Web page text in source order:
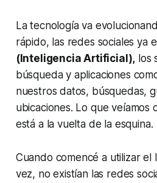
La tecnología va
rápido, las redes sociales ya
(Inteligencia Artificial), los
búsqueda y aplicaciones
nuestros datos, búsquedas,
ubicaciones. Lo que veíamos
está a la vuelta de la esquina.
Cuando comencé a utilizar
vez, no existían las redes